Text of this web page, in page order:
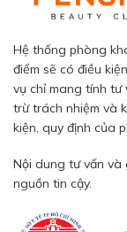
Hệ thống phòng
điểm sẽ có điều
vụ chỉ mang tính tư
trừ trách nhiệm và
kiện, quy định của
Nội dung tư vấn và
nguồn tin cậy.